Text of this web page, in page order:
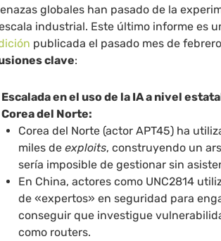
globales han pasado de la
industrial. Este último informe es
publicada el pasado mes de
clave:
Escalada en el uso de la IA a nivel
Corea del Norte:
Corea del Norte (actor APT45) ha
miles deexploits, construyendo un
sería imposible de gestionar sin
En China, actores como UNC2814
de «expertos» en seguridad para
conseguir que investigue
como routers.